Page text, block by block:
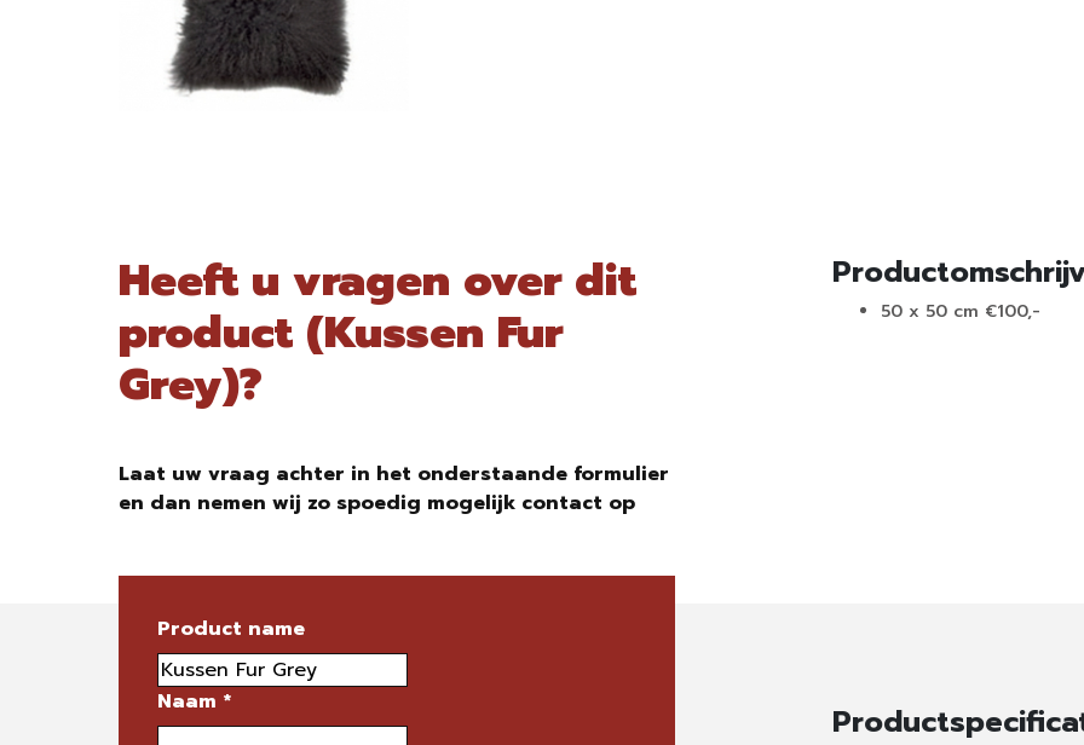
Heeft u vragen over dit
product (Kussen Fur
Grey)?
Laat uw vraag achter in het onderstaande formulier
en dan nemen wij zo spoedig mogelijk contact op
Product name
Naam *
50 x 50 cm €100,-